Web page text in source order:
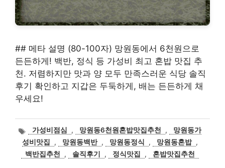
## 메타 설명 (80-100자) 망원동에서 6천원으로
든든하게! 백반, 정식 등 가성비 최고 혼밥 맛집 추
천. 저렴하지만 맛과 양 모두 만족스러운 식당 솔직
후기 확인하고 지갑은 두둑하게, 배는 든든하게 채
우세요!
태
그
가성비점심 , 망원동6천원혼밥맛집추천 ,
망원동가
성비맛집
, 망원동백반 , 망원동정식 , 망원동혼밥 ,
백반집추천
, 솔직후기 , 정식맛집 , 혼밥맛집추천